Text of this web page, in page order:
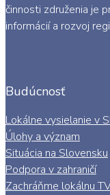
činnosti združenia je
informácií a rozvoj
Budúcnosť
Lokálne vysielanie v
Úlohy a význam
Situácia na Slovensku
Podpora v zahraničí
Zachráňme lokálnu